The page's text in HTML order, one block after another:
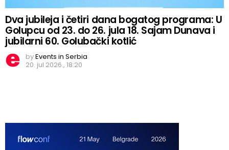
Dva jubileja i četiri dana bogatog programa: U
Golupcu od 23. do 26. jula 18. Sajam Dunava i
jubilarni 60. Golubački kotlić
byEvents in Serbia
20. jul 2026., 18:20